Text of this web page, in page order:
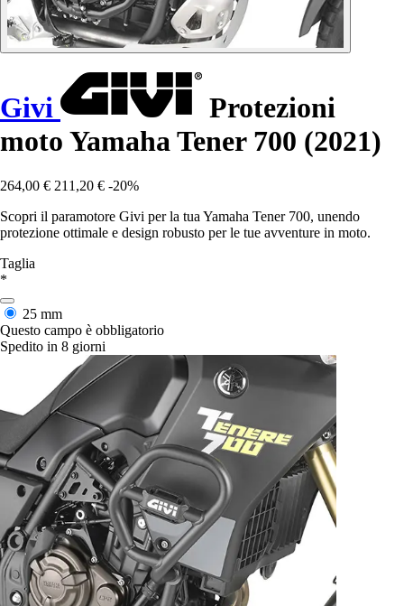
Givi
Protezioni
moto Yamaha Tener 700 (2021)
264,00 € 211,20 € -20%
Scopri il paramotore Givi per la tua Yamaha Tener 700, unendo
protezione ottimale e design robusto per le tue avventure in moto.
Taglia
*
25 mm
Questo campo è obbligatorio
Spedito in 8 giorni